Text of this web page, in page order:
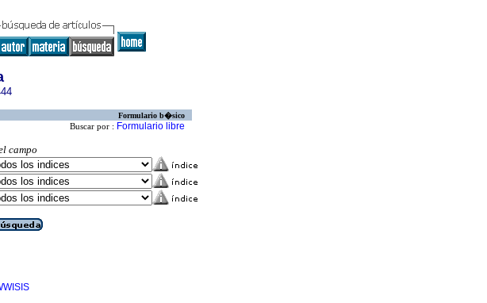
Formulario b�sico
Buscar por : Formulario libre
campo